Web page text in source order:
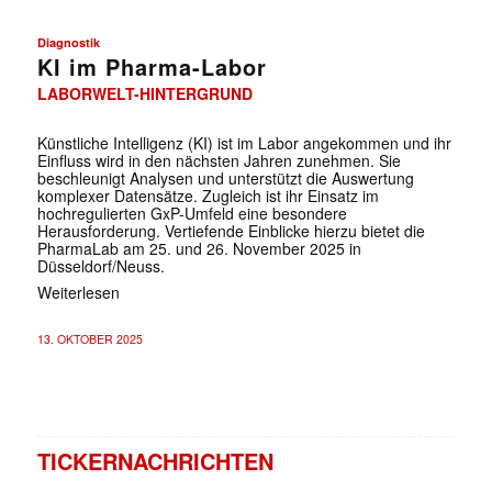
Diagnostik
KI im Pharma-Labor
LABORWELT-HINTERGRUND
Künstliche Intelligenz (KI) ist im Labor angekommen und ihr
Einfluss wird in den nächsten Jahren zunehmen. Sie
beschleunigt Analysen und unterstützt die Auswertung
komplexer Daten­sätze. Zugleich ist ihr Einsatz im
hochregulierten GxP-Umfeld eine ­besondere
Herausforderung. Vertiefende Einblicke hierzu bietet die
PharmaLab am 25. und 26. November 2025 in
Düsseldorf/Neuss.
Weiterlesen
13. OKTOBER 2025
TICKERNACHRICHTEN